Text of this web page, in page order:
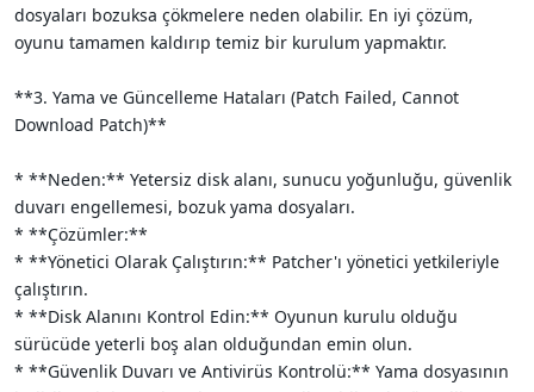
dosyaları bozuksa çökmelere neden olabilir. En iyi çözüm,
oyunu tamamen kaldırıp temiz bir kurulum yapmaktır.
**3. Yama ve Güncelleme Hataları (Patch Failed, Cannot
Download Patch)**
* **Neden:** Yetersiz disk alanı, sunucu yoğunluğu, güvenlik
duvarı engellemesi, bozuk yama dosyaları.
* **Çözümler:**
* **Yönetici Olarak Çalıştırın:** Patcher'ı yönetici yetkileriyle
çalıştırın.
* **Disk Alanını Kontrol Edin:** Oyunun kurulu olduğu
sürücüde yeterli boş alan olduğundan emin olun.
* **Güvenlik Duvarı ve Antivirüs Kontrolü:** Yama dosyasının